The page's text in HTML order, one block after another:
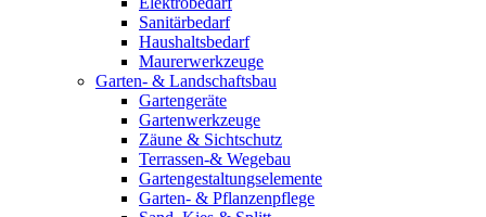
Sanitärbedarf
Haushaltsbedarf
Maurerwerkzeuge
Garten- & Landschaftsbau
Gartengeräte
Gartenwerkzeuge
Zäune & Sichtschutz
Terrassen-& Wegebau
Gartengestaltungselemente
Garten- & Pflanzenpflege